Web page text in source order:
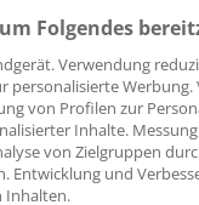
Folgendes
Verwendung
personalisierte
von Profilen zur
Inhalte.
von Zielgruppen
Entwicklung und
Inhalten.